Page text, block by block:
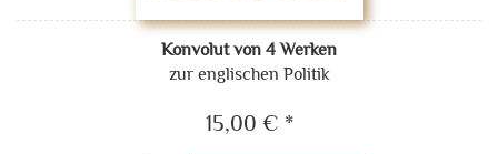
Konvolut von 4 Werken
zur englischen Politik
15,00 € *